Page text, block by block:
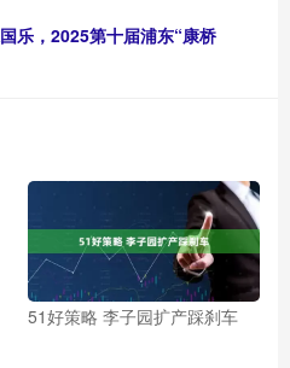
乐，2025第十届浦东“康桥
51好策略 李子园扩产踩刹车